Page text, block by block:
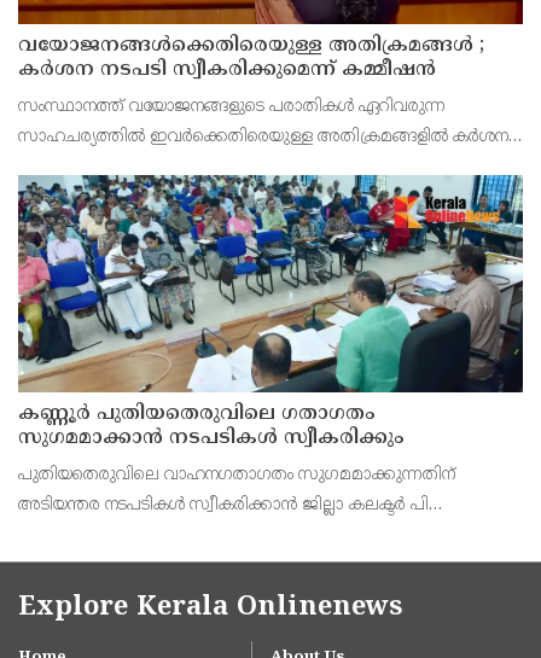
വയോജനങ്ങൾക്കെതിരെയുള്ള അതിക്രമങ്ങൾ ;
കർശന നടപടി സ്വീകരിക്കുമെന്ന് കമ്മീഷൻ
സംസ്ഥാനത്ത് വയോജനങ്ങളുടെ പരാതികൾ ഏറിവരുന്ന
സാഹചര്യത്തിൽ ഇവർക്കെതിരെയുള്ള അതിക്രമങ്ങളിൽ കർശന
കെ. സോമപ്രസാദ്.
കണ്ണൂർ പുതിയതെരുവിലെ ഗതാഗതം
സുഗമമാക്കാന്‍ നടപടികള്‍ സ്വീകരിക്കും
പുതിയതെരുവിലെ വാഹനഗതാഗതം സുഗമമാക്കുന്നതിന്
അടിയന്തര നടപടികള്‍ സ്വീകരിക്കാന്‍ ജില്ലാ കലക്ടര്‍ പി
Explore Kerala Onlinenews